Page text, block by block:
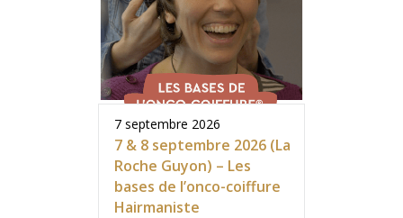
7 septembre 2026
7 & 8 septembre 2026 (La
Roche Guyon) – Les
bases de l’onco-coiffure
Hairmaniste